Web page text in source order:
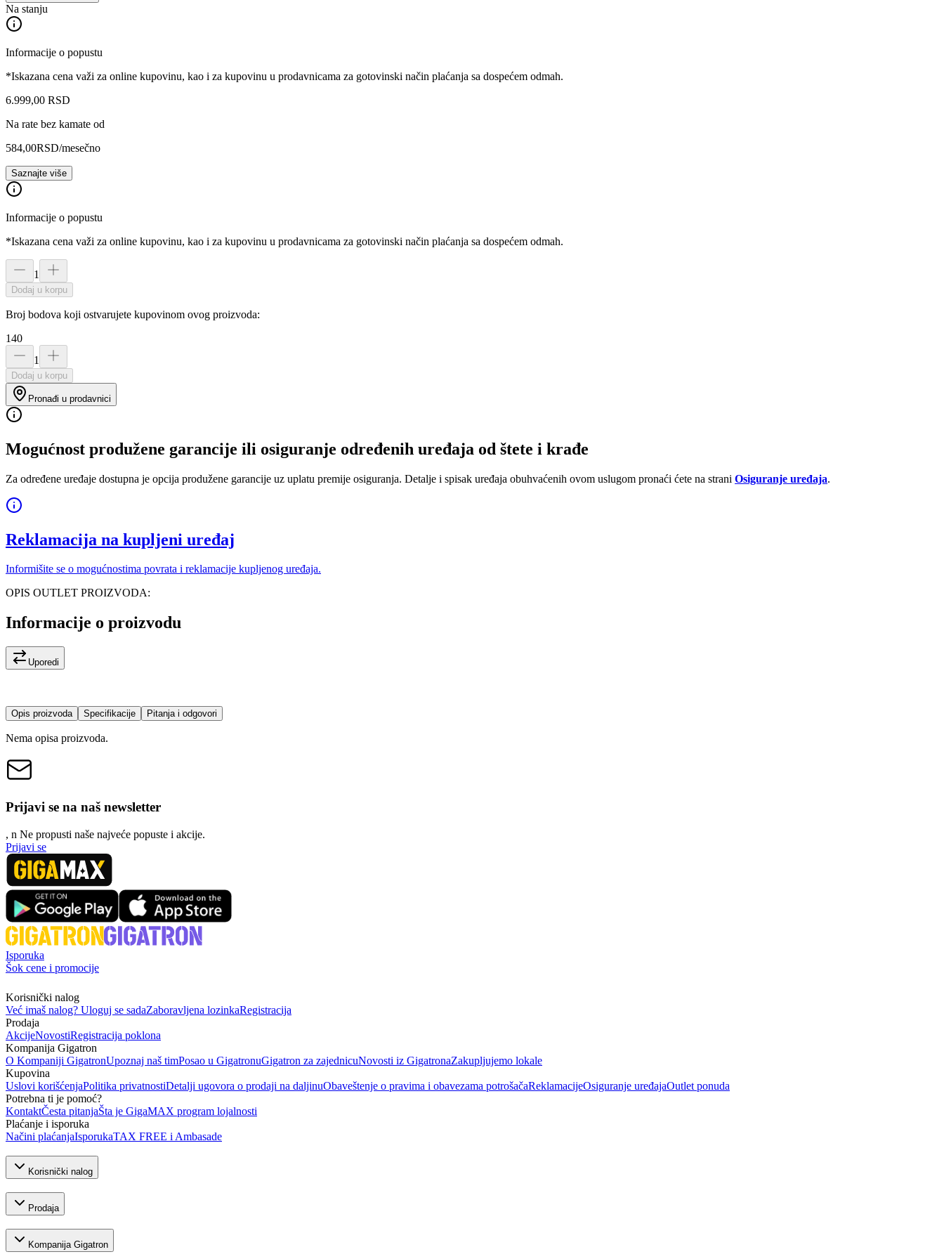
Na stanju
Informacije o popustu
*Iskazana cena važi za online kupovinu, kao i za kupovinu u prodavnicama za gotovinski način plaćanja sa dospećem odmah.
6.999,00 RSD
Na rate bez kamate od
584,00RSD/mesečno
Saznajte više
Informacije o popustu
*Iskazana cena važi za online kupovinu, kao i za kupovinu u prodavnicama za gotovinski način plaćanja sa dospećem odmah.
1
Dodaj u korpu
Broj bodova koji ostvarujete kupovinom ovog proizvoda:
140
1
Dodaj u korpu
Pronađi u prodavnici
Mogućnost produžene garancije ili osiguranje određenih uređaja od štete i krađe
Za određene uređaje dostupna je opcija produžene garancije uz uplatu premije osiguranja. Detalje i spisak uređaja obuhvaćenih ovom uslugom pronaći ćete na strani Osiguranje uređaja.
Reklamacija na kupljeni uređaj
Informišite se o mogućnostima povrata i reklamacije kupljenog uređaja.
OPIS OUTLET PROIZVODA:
Informacije o proizvodu
Uporedi
Opis proizvoda Specifikacije Pitanja i odgovori
Nema opisa proizvoda.
Prijavi se na naš newsletter
, n Ne propusti naše najveće popuste i akcije.
Prijavi se
Isporuka
Šok cene i promocije
Korisnički nalog
Već imaš nalog? Uloguj se sadaZaboravljena lozinkaRegistracija
Prodaja
AkcijeNovostiRegistracija poklona
Kompanija Gigatron
O Kompaniji GigatronUpoznaj naš timPosao u GigatronuGigatron za zajednicuNovosti iz GigatronaZakupljujemo lokale
Kupovina
Uslovi korišćenjaPolitika privatnostiDetalji ugovora o prodaji na daljinuObaveštenje o pravima i obavezama potrošačaReklamacijeOsiguranje uređajaOutlet ponuda
Potrebna ti je pomoć?
KontaktČesta pitanjaŠta je GigaMAX program lojalnosti
Plaćanje i isporuka
Načini plaćanjaIsporukaTAX FREE i Ambasade
Korisnički nalog
Prodaja
Kompanija Gigatron